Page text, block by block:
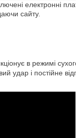
електронні
сайту.
в режимі
удар і постійне